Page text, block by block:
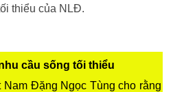
thiểu của NLĐ.
cầu sống tối thiểu
Đặng Ngọc Tùng cho rằng